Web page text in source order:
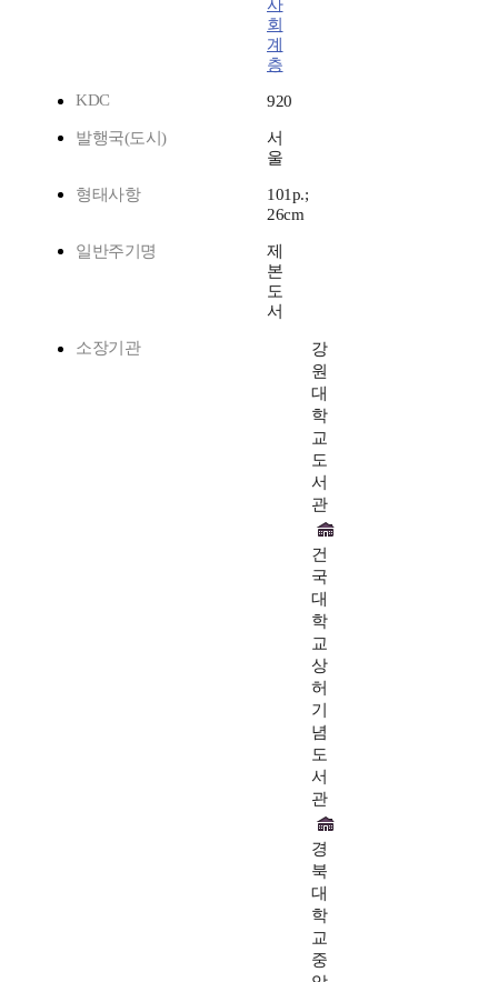
사
회
계
층
KDC
920
발행국(도시)
서
울
형태사항
101p.;
26cm
일반주기명
제
본
도
서
소장기관
강
원
대
학
교
도
서
관
건
국
대
학
교
상
허
기
념
도
서
관
경
북
대
학
교
중